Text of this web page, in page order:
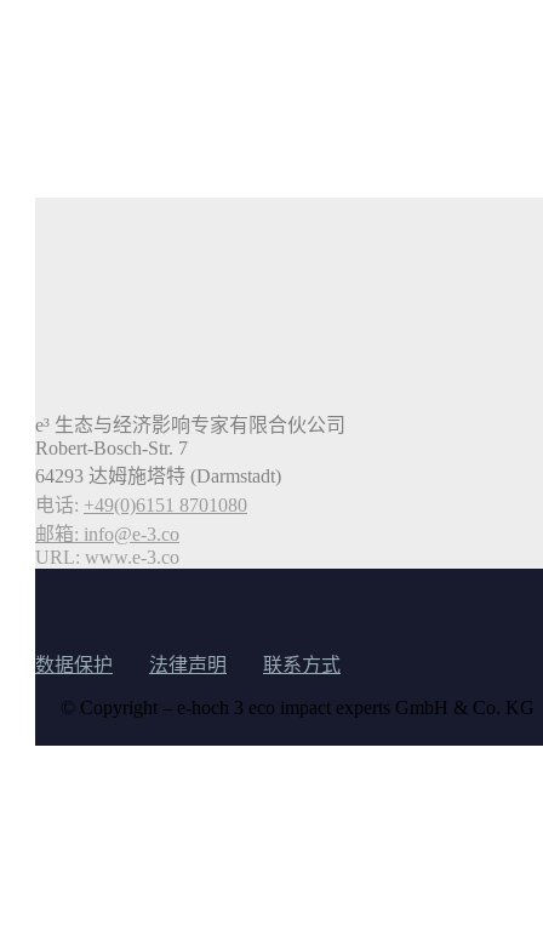
e³ 生态与经济影响专家有限合伙公司
Robert-Bosch-Str. 7
64293 达姆施塔特 (Darmstadt)
电话: +49(0)6151 8701080
邮箱: info@e-3.co
URL: www.e-3.co
数据保护 法律声明 联系方式
© Copyright – e-hoch 3 eco impact experts GmbH & Co. KG